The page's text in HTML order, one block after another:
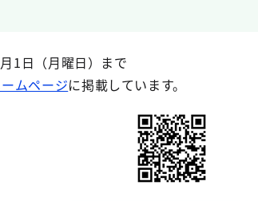
1日（月曜日）まで
ムページに掲載しています。